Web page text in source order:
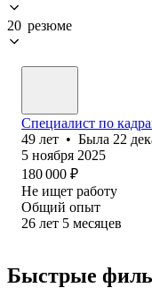
20 резюме
Специалист по
49 лет • Была 22
5 ноября 2025
180 000 ₽
Не ищет работу
Общий опыт
26 лет 5 месяцев
Быстрые